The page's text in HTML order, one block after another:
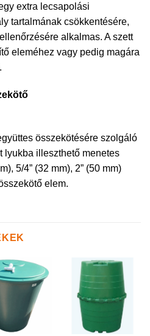
extra lecsapolási
tartalmának csökkentésére,
alkalmas. A szett
eleméhez vagy pedig magára
összekötésére szolgáló
lyukba illeszthető menetes
5/4” (32 mm), 2” (50 mm)
elem.